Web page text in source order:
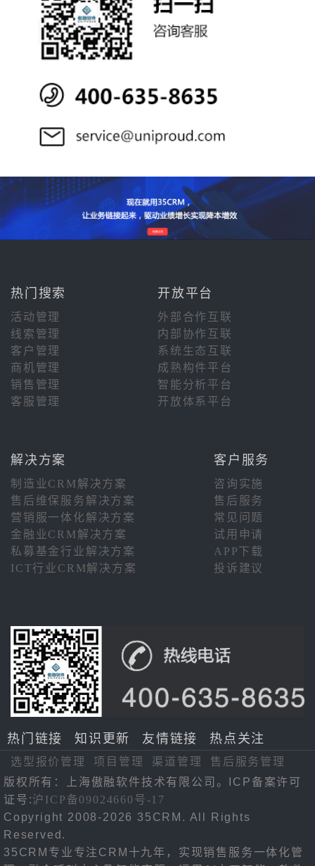
热门搜索 开放平台
活动管理
外部合作互联
线索管理
内部协作互联
客户管理
系统生态互联
商机管理
成熟构件平台
销售管理
智能分析平台
客服管理
开放体系平台
解决方案 客户服务
制造业CRM解决方案
咨询实施
售后维保服务解决方案
售后服务
营销服一体化解决方案
常见问题
金融业CRM解决方案
试用申请
私募基金行业解决方案
APP下载
ICT行业CRM解决方案
投诉建议
热门链接 知识更新 友情链接 热点关注
选型报价管理 项目管理 渠道管理
售后服务管理
版权所有：上海傲融软件技术有限公司。ICP备案许可
证号:沪ICP备09024660号-17
Copyright 2008-2026 35CRM. All Rights
Reserved.
35CRM专业专注CRM十九年，实现销售服务一体化管